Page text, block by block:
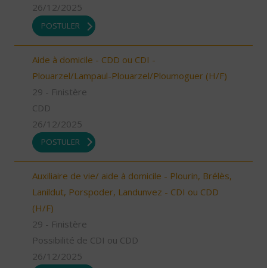
26/12/2025
POSTULER
Aide à domicile - CDD ou CDI -
Plouarzel/Lampaul-Plouarzel/Ploumoguer (H/F)
29 - Finistère
CDD
26/12/2025
POSTULER
Auxiliaire de vie/ aide à domicile - Plourin, Brélès,
Lanildut, Porspoder, Landunvez - CDI ou CDD
(H/F)
29 - Finistère
Possibilité de CDI ou CDD
26/12/2025